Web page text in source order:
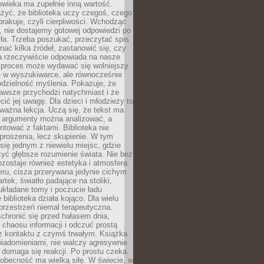
ma zupełnie inną wartość.
że biblioteka uczy czegoś, czego
czyli cierpliwości. Wchodząc
nie dostajemy gotowej odpowiedzi po
Trzeba poszukać, przeczytać spis
kilka źródeł, zastanowić się, czy
rzeczywiście odpowiada na nasze
może wydawać się wolniejszy
wyszukiwarce, ale równocześnie
myślenia. Pokazuje, że
przychodzi natychmiast i że
jej uwagę. Dla dzieci i młodzieży to
lekcja. Uczą się, że tekst ma
można analizować, a
z faktami. Biblioteka nie
lecz skupienie. W tym
jednym z niewielu miejsc, gdzie
głębsze rozumienie świata. Nie bez
również estetyka i atmosfera.
cisza przerywana jedynie cichym
światło padające na stoliki,
tomy i poczucie ładu
biblioteka działa kojąco. Dla wielu
niemal terapeutyczna.
się przed hałasem dnia,
chaosu informacji i odczuć prostą
kontaktu z czymś trwałym. Książka
nie walczy agresywnie
się reakcji. Po prostu czeka.
ma wielką siłę. W świecie, w